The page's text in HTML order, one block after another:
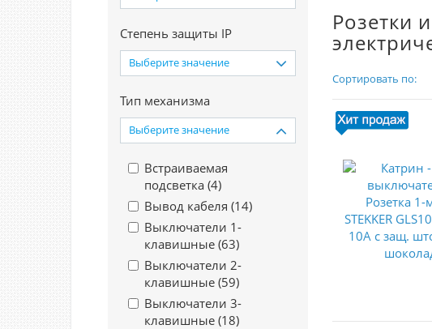
Степень защиты IP
Выберите значение
Тип механизма
Выберите значение
Встраиваемая
подсветка (4)
Вывод кабеля (14)
Выключатели 1-
клавишные (63)
Выключатели 2-
клавишные (59)
Выключатели 3-
клавишные (18)
Розетки
Сортировать по: